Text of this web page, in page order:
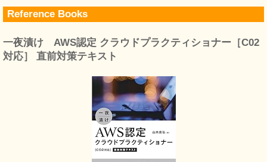
Reference Books
一夜漬け AWS認定 クラウドプラクティショナー［C02
対応］ 直前対策テキスト